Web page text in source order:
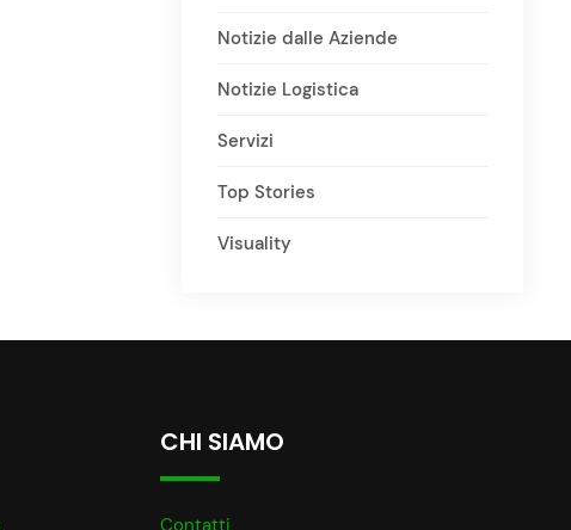
Notizie dalle Aziende
Notizie Logistica
Servizi
Top Stories
Visuality
CHI SIAMO
Contatti